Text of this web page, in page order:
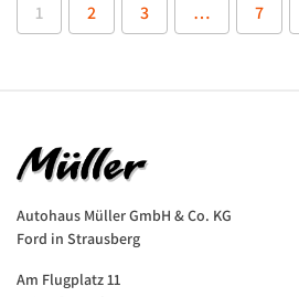
1 2 3 … 7
Autohaus Müller GmbH & Co. KG
Ford in Strausberg
Am Flugplatz 11